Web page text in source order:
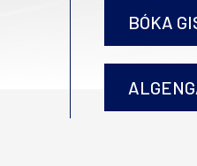
City
BÓKA